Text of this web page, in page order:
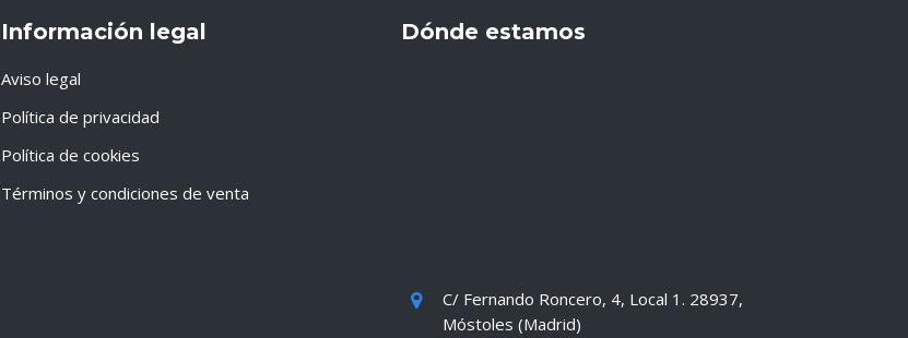
Información legal
Aviso legal
Política de privacidad
Política de cookies
Términos y condiciones de venta
Dónde estamos
C/ Fernando Roncero, 4, Local 1. 28937,
Móstoles (Madrid)